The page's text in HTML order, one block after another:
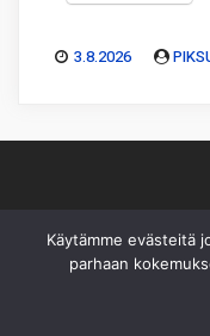
3.8.2026
Piksu Oy|Toimitus
Sivusto ei sisällä
Käytämme evästeitä
parhaan